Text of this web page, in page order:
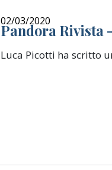
02/03/2020
Pandora Rivista
Luca Picotti ha scritto